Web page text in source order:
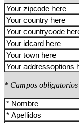
* Campos obligatorios